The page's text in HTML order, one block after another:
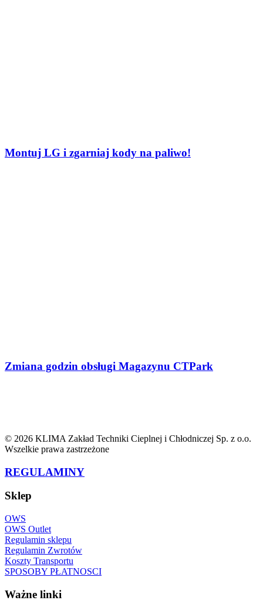
Montuj LG i zgarniaj kody na paliwo!
Zmiana godzin obsługi Magazynu CTPark
© 2026 KLIMA Zakład Techniki Cieplnej i Chłodniczej Sp. z o.o.
Wszelkie prawa zastrzeżone
REGULAMINY
Sklep
OWS
OWS Outlet
Regulamin sklepu
Regulamin Zwrotów
Koszty Transportu
SPOSOBY PŁATNOSCI
Ważne linki